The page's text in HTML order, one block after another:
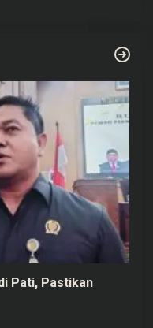
Pati, Pastikan